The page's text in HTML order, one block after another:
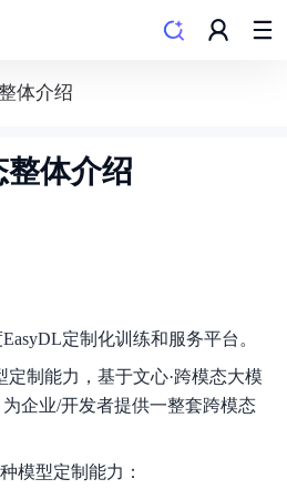
体介绍
体介绍
定制化训练和服务平台。
定制能力，基于文心·跨模态大模
企业/开发者提供一整套跨模态
模型定制能力：